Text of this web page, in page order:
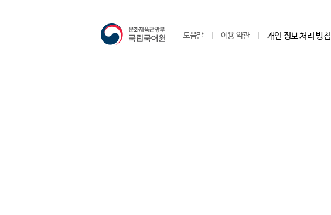
도움말 이용 약관 개인 정보 처리 방침